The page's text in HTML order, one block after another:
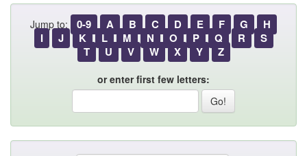
Jump to: 0-9 A B C D E F G
H
I
J K L M N O P Q R
S
T
U V W X Y Z
or enter first few letters: